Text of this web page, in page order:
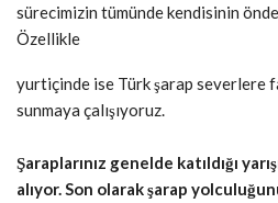
sürecimizin tümünde kendisinin
Özellikle
yurtiçinde ise Türk şarap severlere
sunmaya çalışıyoruz.
Şaraplarınız genelde katıldığı
alıyor. Son olarak şarap